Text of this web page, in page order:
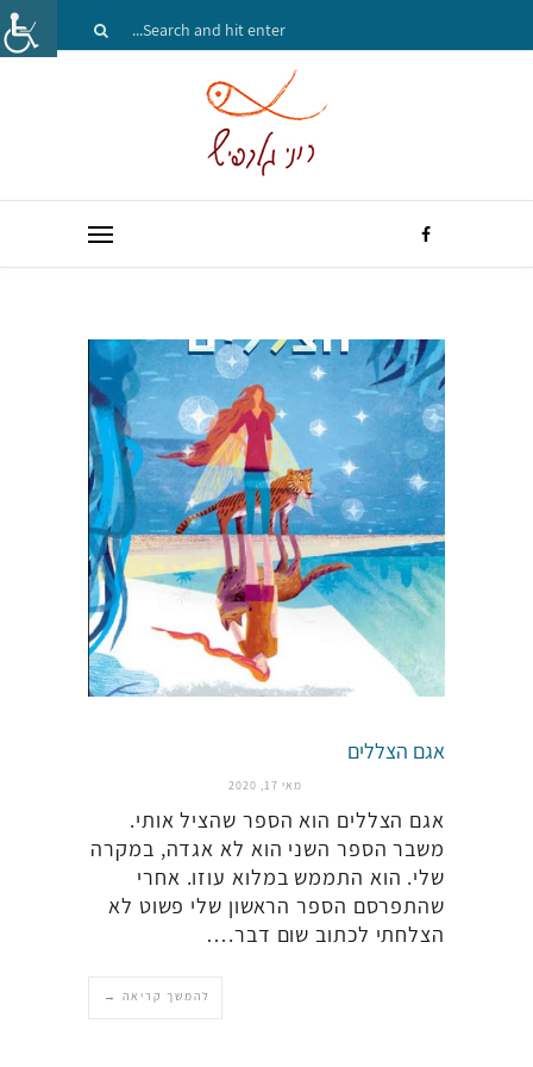
אגם הצללים
מאי 17, 2020
אגם הצללים הוא הספר שהציל אותי.
משבר הספר השני הוא לא אגדה, במקרה
שלי. הוא התממש במלוא עוזו. אחרי
שהתפרסם הספר הראשון שלי פשוט לא
הצלחתי לכתוב שום דבר.…
להמשך קריאה →